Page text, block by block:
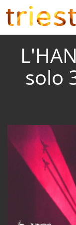
solo